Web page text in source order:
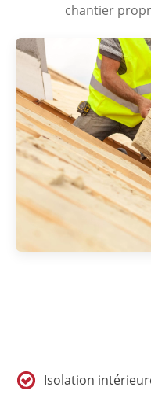
chantier
Isolation